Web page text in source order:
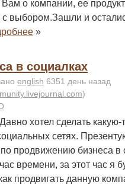
о компании, ее
с выбором.Зашли и
»
в социалках
english 6351 день назад
)
хотел сделать
сетях.
по продвижению бизнеса в
времени, за этот час я
продвигать данную